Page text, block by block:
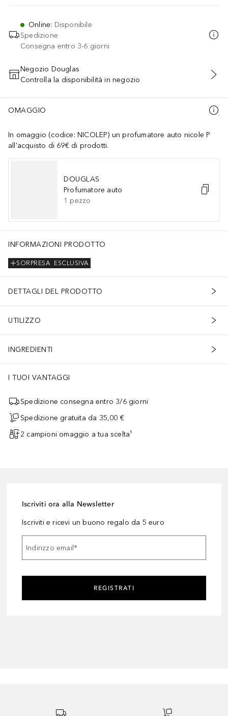
Online: Disponibile
Spedizione
Consegna entro 3-6 giorni
AGGIUNGI AL CARRELLO
Negozio Douglas
Controlla la disponibilità in negozio
OMAGGIO
In omaggio (codice: NICOLEP) un profumatore auto nicole P
all'acquisto di 69€ di prodotti.
DOUGLAS
Profumatore auto
1 pezzo
INFORMAZIONI PRODOTTO
ESCLUSIVA
SORPRESA
DETTAGLI DEL PRODOTTO
UTILIZZO
INGREDIENTI
I TUOI VANTAGGI
Spedizione consegna entro 3/6 giorni
Spedizione gratuita da 35,00 €
2 campioni omaggio a tua scelta¹
Iscriviti ora alla Newsletter
Iscriviti e ricevi un buono regalo da 5 euro
Indirizzo email *
REGISTRATI